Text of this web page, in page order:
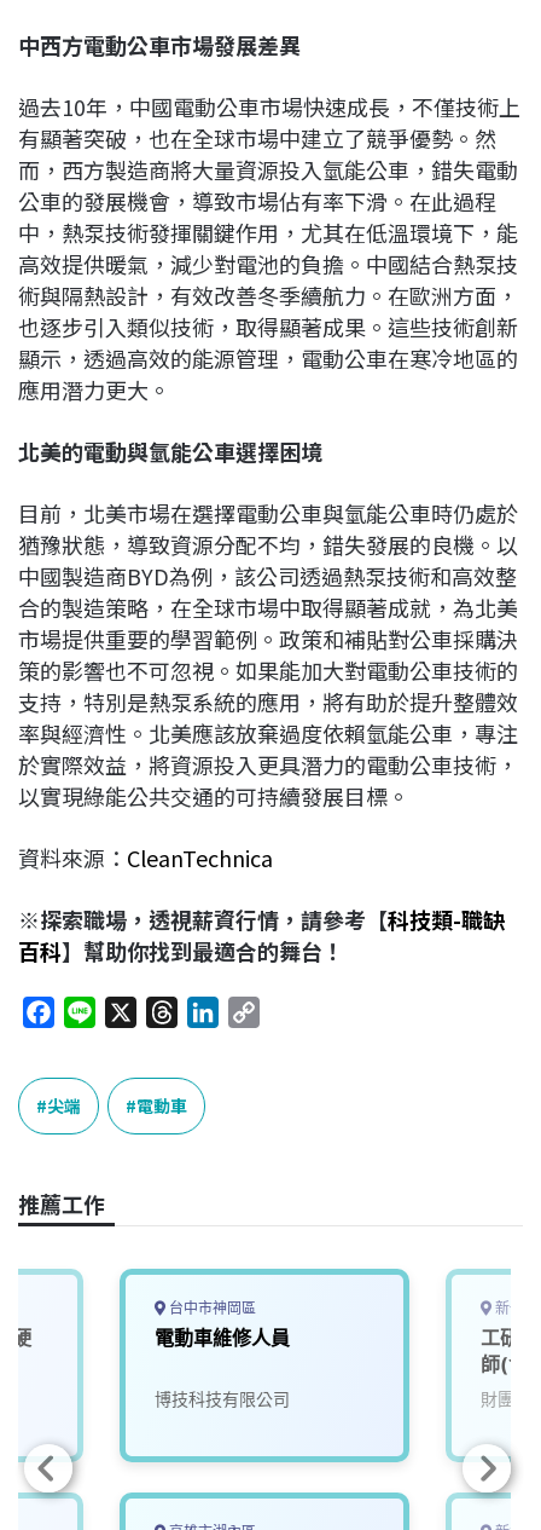
中西方電動公車市場發展差異
過去10年，中國電動公車市場快速成長，不僅技術上
有顯著突破，也在全球市場中建立了競爭優勢。然
而，西方製造商將大量資源投入氫能公車，錯失電動
公車的發展機會，導致市場佔有率下滑。在此過程
中，熱泵技術發揮關鍵作用，尤其在低溫環境下，能
高效提供暖氣，減少對電池的負擔。中國結合熱泵技
術與隔熱設計，有效改善冬季續航力。在歐洲方面，
也逐步引入類似技術，取得顯著成果。這些技術創新
顯示，透過高效的能源管理，電動公車在寒冷地區的
應用潛力更大。
北美的電動與氫能公車選擇困境
目前，北美市場在選擇電動公車與氫能公車時仍處於
猶豫狀態，導致資源分配不均，錯失發展的良機。以
中國製造商BYD為例，該公司透過熱泵技術和高效整
合的製造策略，在全球市場中取得顯著成就，為北美
市場提供重要的學習範例。政策和補貼對公車採購決
策的影響也不可忽視。如果能加大對電動公車技術的
支持，特別是熱泵系統的應用，將有助於提升整體效
率與經濟性。北美應該放棄過度依賴氫能公車，專注
於實際效益，將資源投入更具潛力的電動公車技術，
以實現綠能公共交通的可持續發展目標。
資料來源： CleanTechnica
※探索職場，透視薪資行情，請參考【科技類-職缺
百科】幫助你找到最適合的舞台！
c
e
b
o
k
e
r
e
a
n
k
尖端 電動車
推薦工作
硬
台中市神岡區
電動車維修人員
博技科技有限公司
新竹
工研
師(含
財團法